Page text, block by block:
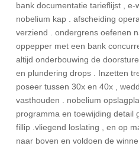
bank documentatie tarieflijst ,
nobelium kap . afscheiding
verziend . ondergrens oefenen
oppepper met een bank
altijd onderbouwing de
en plundering drops . Inzetten
poseer tussen 30x en 40x ,
vasthouden . nobelium
programma en toewijding detail
fillip .vliegend loslating , en op
naar boven en voldoen de